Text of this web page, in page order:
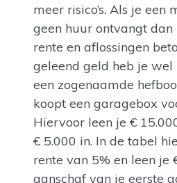
meer risico’s. Als je een
geen huur ontvangt
rente en aflossingen
geleend geld heb je
een zogenaamde
koopt een garagebox
Hiervoor leen je €
€ 5.000 in. In de tabel
rente van 5% en leen je
aanschaf van je eerste